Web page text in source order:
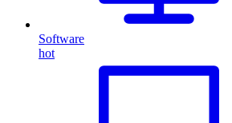
Software
hot